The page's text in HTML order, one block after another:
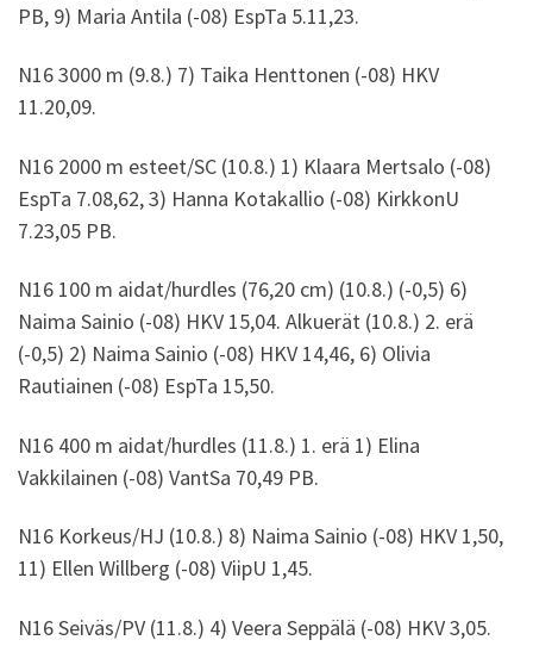
PB, 9) Maria Antila (-08) EspTa 5.11,23.
N16 3000 m (9.8.) 7) Taika Henttonen (-08) HKV
11.20,09.
N16 2000 m esteet/SC (10.8.) 1) Klaara Mertsalo (-08)
EspTa 7.08,62, 3) Hanna Kotakallio (-08) KirkkonU
7.23,05 PB.
N16 100 m aidat/hurdles (76,20 cm) (10.8.) (-0,5) 6)
Naima Sainio (-08) HKV 15,04. Alkuerät (10.8.) 2. erä
(-0,5) 2) Naima Sainio (-08) HKV 14,46, 6) Olivia
Rautiainen (-08) EspTa 15,50.
N16 400 m aidat/hurdles (11.8.) 1. erä 1) Elina
Vakkilainen (-08) VantSa 70,49 PB.
N16 Korkeus/HJ (10.8.) 8) Naima Sainio (-08) HKV 1,50,
11) Ellen Willberg (-08) ViipU 1,45.
N16 Seiväs/PV (11.8.) 4) Veera Seppälä (-08) HKV 3,05.